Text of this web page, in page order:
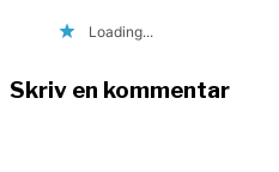
Loading...
Skriv en kommentar